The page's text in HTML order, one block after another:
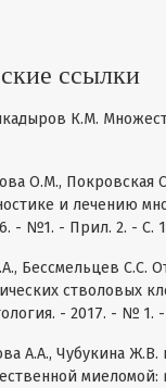
ссылки
К.М.
О.М., Покровская
и лечению
- №1. - Прил. 2. - С.
Бессмельцев С.С.
стволовых
- 2017. - № 1. -
А.А., Чубукина Ж.В.